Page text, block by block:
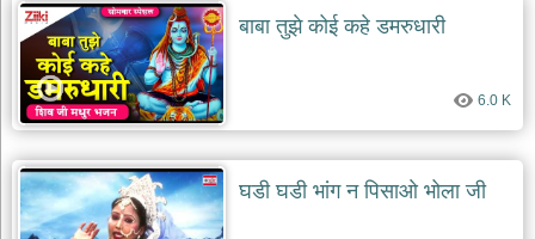
बाबा तुझे कोई कहे डमरुधारी
6.0 K
घडी घडी भांग न पिसाओ भोला जी